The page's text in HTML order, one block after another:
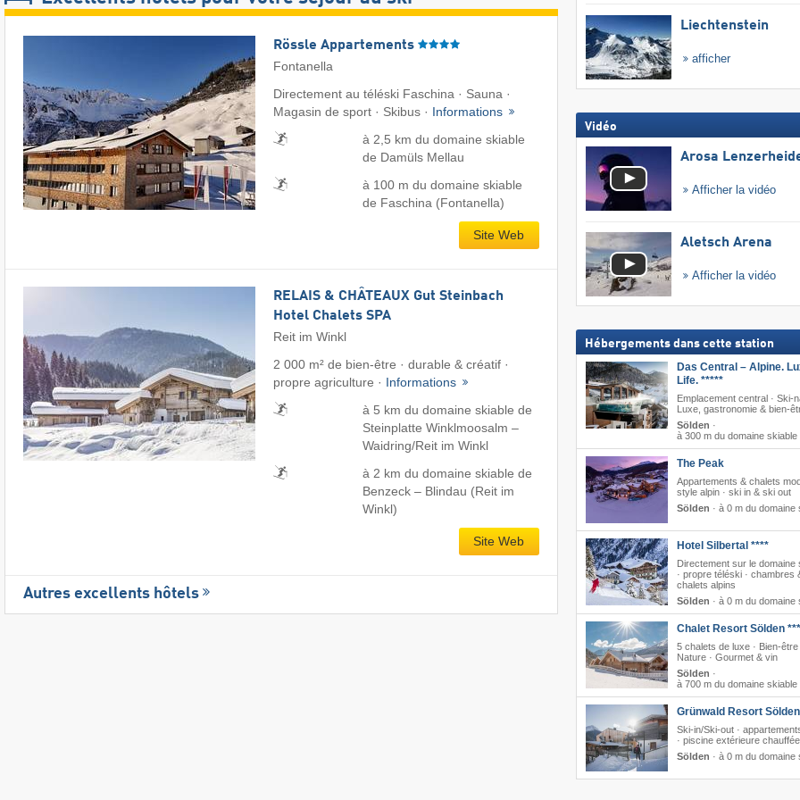
Rössle Appartements
Fontanella
Directement au téléski Faschina · Sauna ·
Magasin de sport · Skibus · Informations
à 2,5 km du domaine skiable
de Damüls Mellau
à 100 m du domaine skiable
de Faschina (Fontanella)
Site Web
RELAIS & CHÂTEAUX Gut Steinbach
Hotel Chalets SPA
Reit im Winkl
2 000 m² de bien-être · durable & créatif ·
propre agriculture · Informations
à 5 km du domaine skiable de
Steinplatte Winklmoosalm –
Waidring/​Reit im Winkl
à 2 km du domaine skiable de
Benzeck – Blindau (Reit im
Winkl)
Site Web
Autres excellents hôtels
Liechtenstein
afficher
Vidéo
Arosa
Afficher la vidéo
Aletsch Arena
Afficher la vidéo
Hébergements dans cette station
Das Central – Alpine.
Life. *****
Emplacement central · Ski-
Luxe, gastronomie & bien-
Sölden ·
à 300 m du domaine skiable
The Peak
Appartements & chalets
style alpin · ski in & ski out
Sölden · à 0 m du domaine
Hotel Silbertal ****
Directement sur le domaine
· propre téléski · chambres
chalets alpins
Sölden · à 0 m du domaine
Chalet Resort Sölden
5 chalets de luxe · Bien-être
Nature · Gourmet & vin
Sölden ·
à 700 m du domaine skiable
Grünwald Resort Sölden
Ski-in/Ski-out ·
· piscine extérieure chauffée
Sölden · à 0 m du domaine